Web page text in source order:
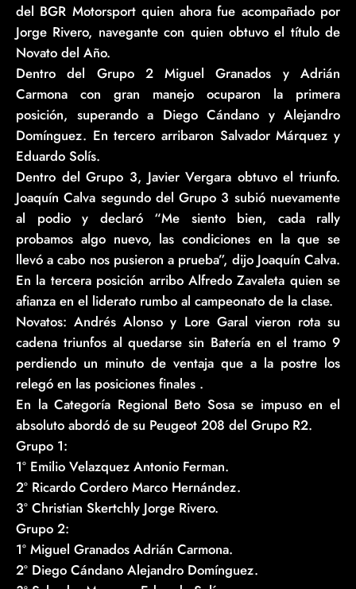
del BGR Motorsport quien ahora fue acompañado por
Jorge Rivero, navegante con quien obtuvo el título de
Novato del Año.
Dentro del Grupo 2 Miguel Granados y Adrián
Carmona con gran manejo ocuparon la primera
posición, superando a Diego Cándano y Alejandro
Domínguez. En tercero arribaron Salvador Márquez y
Eduardo Solís.
Dentro del Grupo 3, Javier Vergara obtuvo el triunfo.
Joaquín Calva segundo del Grupo 3 subió nuevamente
al podio y declaró “Me siento bien, cada rally
probamos algo nuevo, las condiciones en la que se
llevó a cabo nos pusieron a prueba”, dijo Joaquín Calva.
En la tercera posición arribo Alfredo Zavaleta quien se
afianza en el liderato rumbo al campeonato de la clase.
Novatos: Andrés Alonso y Lore Garal vieron rota su
cadena triunfos al quedarse sin Batería en el tramo 9
perdiendo un minuto de ventaja que a la postre los
relegó en las posiciones finales .
En la Categoría Regional Beto Sosa se impuso en el
absoluto abordó de su Peugeot 208 del Grupo R2.
Grupo 1:
1º Emilio Velazquez Antonio Ferman.
2º Ricardo Cordero Marco Hernández.
3º Christian Skertchly Jorge Rivero.
Grupo 2:
1º Miguel Granados Adrián Carmona.
2º Diego Cándano Alejandro Domínguez.